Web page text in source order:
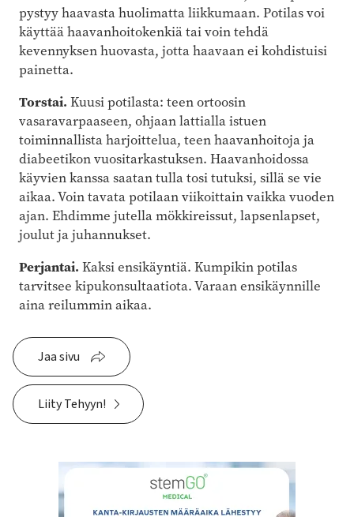
pystyy haavasta huolimatta liikkumaan. Potilas voi
käyttää haavanhoitokenkiä tai voin tehdä
kevennyksen huovasta, jotta haavaan ei kohdistuisi
painetta.
Torstai. Kuusi potilasta: teen ortoosin
vasaravarpaaseen, ohjaan lattialla istuen
toiminnallista harjoittelua, teen haavanhoitoja ja
diabeetikon vuositarkastuksen. Haavanhoidossa
käyvien kanssa saatan tulla tosi tutuksi, sillä se vie
aikaa. Voin tavata potilaan viikoittain vaikka vuoden
ajan. Ehdimme jutella mökkireissut, lapsenlapset,
joulut ja juhannukset.
Perjantai. Kaksi ensikäyntiä. Kumpikin potilas
tarvitsee kipukonsultaatiota. Varaan ensikäynnille
aina reilummin aikaa.
Jaa sivu
Liity Tehyyn!